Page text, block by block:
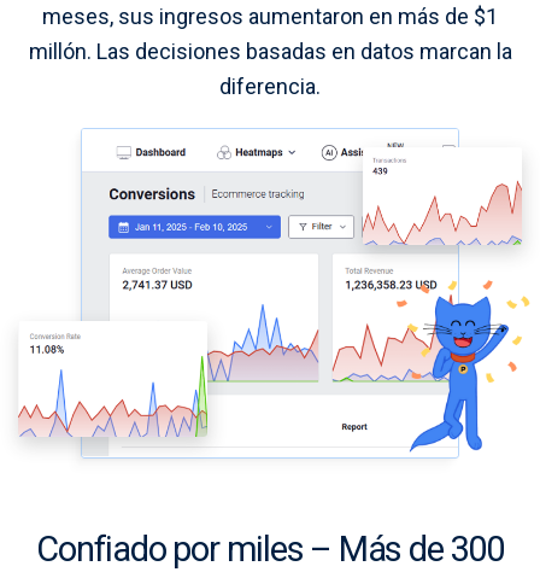
meses, sus ingresos aumentaron en más de $1
millón. Las decisiones basadas en datos marcan la
diferencia.
Confiado por miles – Más de 300